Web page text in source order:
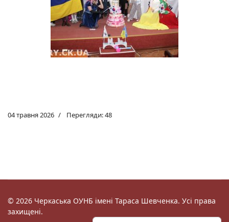
04 травня 2026 Перегляди: 48
© 2026 Черкаська ОУНБ імені Тараса Шевченка. Усі права
захищені.